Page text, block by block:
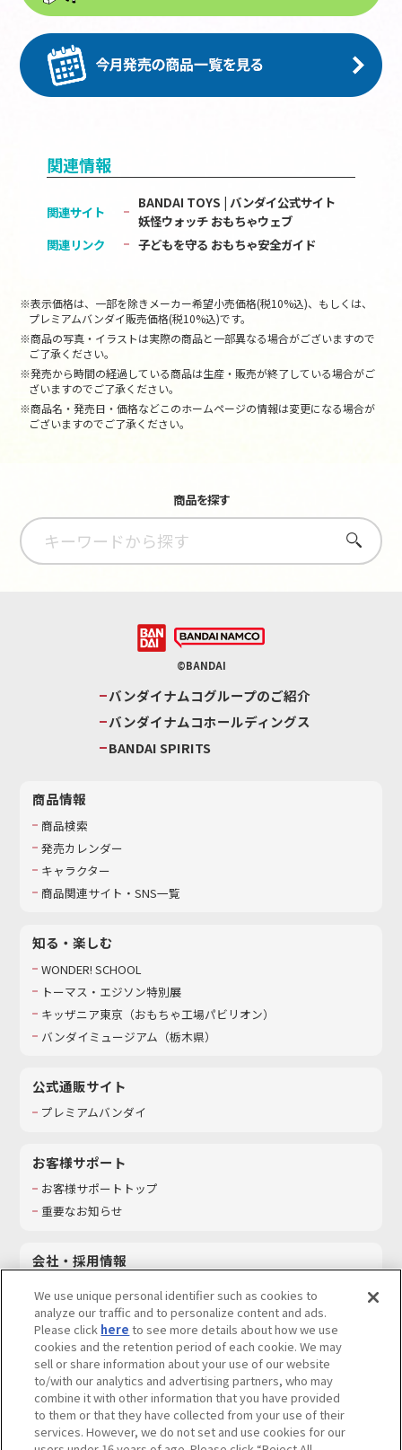
関連情報
関連サイト
BANDAI TOYS | バンダイ公式サイト
妖怪ウォッチ おもちゃウェブ
関連リンク
子どもを守る おもちゃ安全ガイド
※表示価格は、一部を除きメーカー希望小売価格(税10%込)、もしくは、
プレミアムバンダイ販売価格(税10%込)です。
※商品の写真・イラストは実際の商品と一部異なる場合がございますので
ご了承ください。
※発売から時間の経過している商品は生産・販売が終了している場合がご
ざいますのでご了承ください。
※商品名・発売日・価格などこのホームページの情報は変更になる場合が
ございますのでご了承ください。
商品を探す
さがす
©BANDAI
バンダイナムコグループのご紹介
バンダイナムコホールディングス
BANDAI SPIRITS
商品情報
商品検索
発売カレンダー
キャラクター
商品関連サイト・SNS一覧
知る・楽しむ
WONDER! SCHOOL
トーマス・エジソン特別展
キッザニア東京（おもちゃ工場パビリオン）​
バンダイミュージアム（栃木県）
公式通販サイト
プレミアムバンダイ
お客様サポート
お客様サポートトップ
重要なお知らせ
会社・採用情報
採用情報
サステナビリティ
お問い合わせ
ウェブサイトご利用条件 ソーシャルメディアポリシー
We use unique personal identifier such as cookies to
analyze our traffic and to personalize content and ads.
Please click here to see more details about how we use
cookies and the retention period of each cookie. We may
sell or share information about your use of our website
to/with our analytics and advertising partners, who may
combine it with other information that you have provided
to them or that they have collected from your use of their
services. However, we do not set and use cookies for our